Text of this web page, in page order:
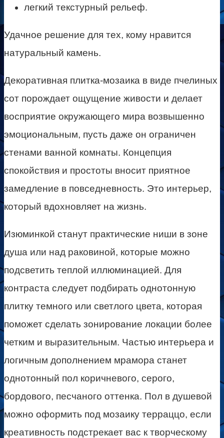
легкий текстурный рельеф.
Удачное решение для тех, кому нравится
натуральный камень.
Декоративная плитка-мозаика в виде пчелиных
сот порождает ощущение живости и делает
восприятие окружающего мира возвышенно
эмоциональным, пусть даже он ограничен
стенами ванной комнаты. Концепция
спокойствия и простоты вносит приятное
замедление в повседневность. Это интерьер,
который вдохновляет на жизнь.
Изюминкой станут практические ниши в зоне
душа или над раковиной, которые можно
подсветить теплой иллюминацией. Для
контраста следует подбирать однотонную
плитку темного или светлого цвета, которая
поможет сделать зонирование локации более
четким и выразительным. Частью интерьера и
логичным дополнением мрамора станет
однотонный пол коричневого, серого,
бордового, песчаного оттенка. Пол в душевой
можно оформить под мозаику терраццо, если
креативность подстрекает вас к творческому